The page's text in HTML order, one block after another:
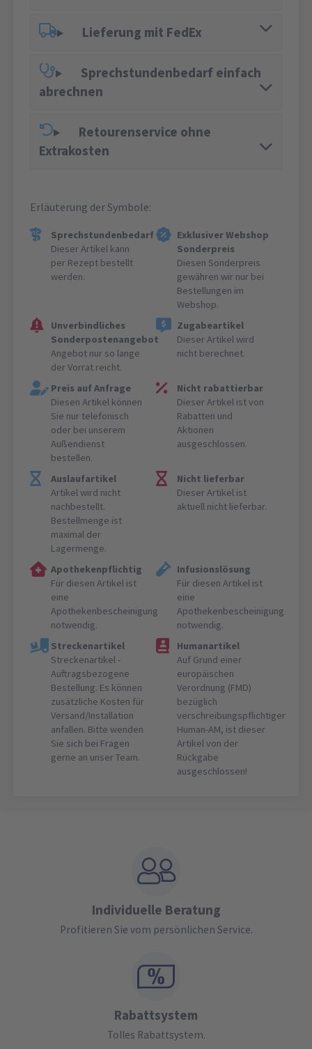
Lieferung mit FedEx
Sprechstundenbedarf einfach
abrechnen
Retourenservice ohne
Extrakosten
Erläuterung der Symbole:
Sprechstundenbedarf
Dieser Artikel kann
per Rezept bestellt
werden.
Exklusiver Webshop
Sonderpreis
Diesen Sonderpreis
gewähren wir nur bei
Bestellungen im
Webshop.
Unverbindliches
Sonderpostenangebot
Angebot nur so lange
der Vorrat reicht.
Zugabeartikel
Dieser Artikel wird
nicht berechnet.
Preis auf Anfrage
Diesen Artikel können
Sie nur telefonisch
oder bei unserem
Außendienst
bestellen.
Nicht rabattierbar
Dieser Artikel ist von
Rabatten und
Aktionen
ausgeschlossen.
Auslaufartikel
Artikel wird nicht
nachbestellt.
Bestellmenge ist
maximal der
Lagermenge.
Nicht lieferbar
Dieser Artikel ist
aktuell nicht lieferbar.
Apothekenpflichtig
Für diesen Artikel ist
eine
Apothekenbescheinigung
notwendig.
Infusionslösung
Für diesen Artikel ist
eine
Apothekenbescheinigung
notwendig.
Streckenartikel
Streckenartikel -
Auftragsbezogene
Bestellung. Es können
zusätzliche Kosten für
Versand/Installation
anfallen. Bitte wenden
Sie sich bei Fragen
gerne an unser Team.
Humanartikel
Auf Grund einer
europäischen
Verordnung (FMD)
bezüglich
verschreibungspflichtiger
Human-AM, ist dieser
Artikel von der
Rückgabe
ausgeschlossen!
Individuelle Beratung
Profitieren Sie vom persönlichen Service.
Rabattsystem
Tolles Rabattsystem.